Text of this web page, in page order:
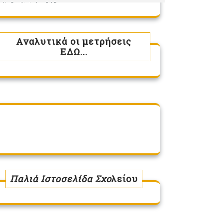
Αναλυτικά οι μετρήσεις
ΕΔΩ...
Παλιά Ιστοσελίδα Σχολείου